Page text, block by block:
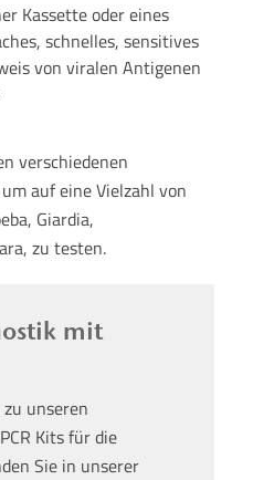
Kassette oder eines
schnelles, sensitives
von viralen Antigenen
verschiedenen
auf eine Vielzahl von
Giardia,
zu testen.
mit
unseren
Kits für die
Sie in unserer